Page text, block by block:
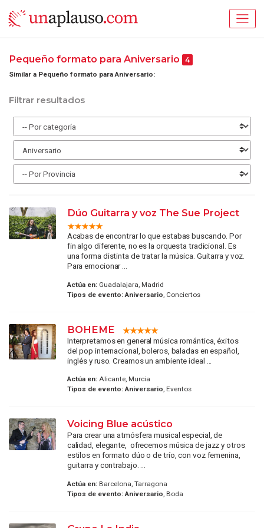
Pequeño formato para Aniversario 4
Similar a Pequeño formato para Aniversario:
Filtrar resultados
Dúo Guitarra y voz The Sue Project
Acabas de encontrar lo que estabas buscando. Por
fin algo diferente, no es la orquesta tradicional. Es
una forma distinta de tratar la música. Guitarra y voz.
Para emocionar ...
Actúa en:Guadalajara, Madrid
Tipos de evento: Aniversario, Conciertos
BOHEME
Interpretamos en general música romántica, éxitos
del pop internacional, boleros, baladas en español,
inglés y ruso. Creamos un ambiente ideal ...
Actúa en:Alicante, Murcia
Tipos de evento: Aniversario, Eventos
Voicing Blue acústico
Para crear una atmósfera musical especial, de
calidad, elegante, ofrecemos música de jazz y otros
estilos en formato dúo o de trío, con voz femenina,
guitarra y contrabajo. ...
Actúa en:Barcelona, Tarragona
Tipos de evento: Aniversario , Boda